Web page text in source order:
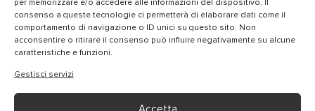
per memorizzare e/o accedere alle informazioni del dispositivo. Il
consenso a queste tecnologie ci permetterà di elaborare dati come il
comportamento di navigazione o ID unici su questo sito. Non
acconsentire o ritirare il consenso può influire negativamente su alcune
caratteristiche e funzioni.
Gestisci servizi
CONTATTI
INFO@GIANMARIACASSARINO.IT